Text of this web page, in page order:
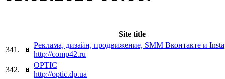
Site title
341.
Реклама, дизайн, продвижение, SMM Вконтакте и
http://comp42.ru
342.
OPTIC
http://optic.dp.ua